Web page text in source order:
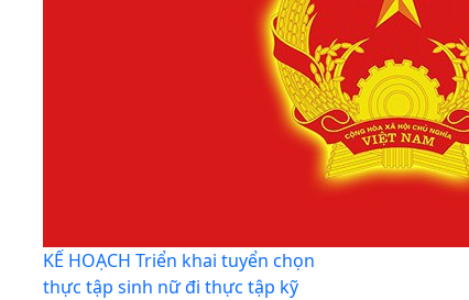
KẾ HOẠCH Triển khai tuyển chọn
thực tập sinh nữ đi thực tập kỹ